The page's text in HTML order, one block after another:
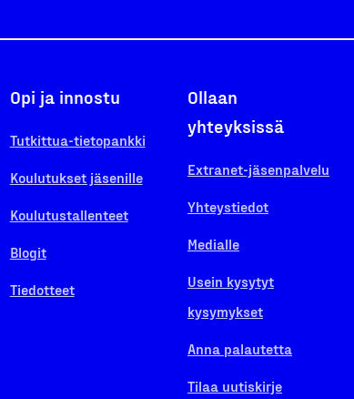
Opi ja innostu
Tutkittua-tietopankki
Koulutukset jäsenille
Koulutustallenteet
Blogit
Tiedotteet
Ollaan
yhteyksissä
Extranet-jäsenpalvelu
Yhteystiedot
Medialle
Usein kysytyt
kysymykset
Anna palautetta
Tilaa uutiskirje